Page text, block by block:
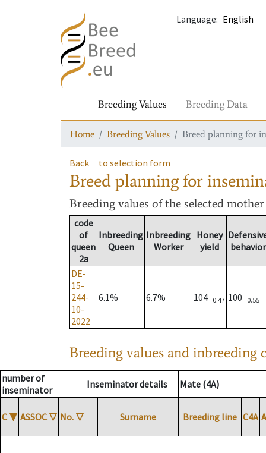
Language:
Breeding Values Breeding Data
Home Breeding Values Breed planning for
Back to selection form
Breed planning for
Breeding values of the selected
code
of
queen
2a
Inbreeding
Queen
Inbreeding
Worker
Honey
yield
behavior
DE-
15-
244-
10-
2022
6.1% 6.7% 104 0.47 100 0.55
Breeding values and inbreeding
number of
inseminator
Inseminator details Mate (4A)
C ▼ ASSOC ▽ No. ▽ Surname Breeding line C4A